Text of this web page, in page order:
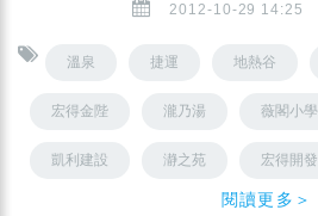
2012-10-29 14:25
溫泉 捷運 地熱谷
宏得金陛 瀧乃湯 薇閣小學
凱利建設 瀞之苑 宏得開發
閱讀更多＞